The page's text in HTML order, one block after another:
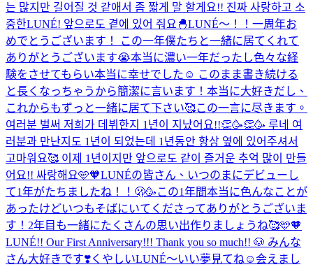
는 많지만 길어질 것 같애서 좀 짧게 말 할게요!! 진짜 사랑하고 소
중한LUNÉ! 앞으로도 곁에 있어 줘요🐣LUNÉ〜！！一周年お
めでとうございます！ この一年僕たちと一緒に居てくれて
ありがとうございます😭本当に濃い一年だったし色々な経
験をさせてもらい本当に幸せでした☺️ このまま書き続ける
と長くなっちゃうから簡潔に言います！本当に大好きだし、
これからもずっと一緒に居て下さい🥰この一言に尽きます。
여러분 벌써 저희가 데뷔한지 1년이 지났어요!!👏🥳👏🥳 루네 여
러분과 만난지도 1년이 되었는데 1년동안 항상 옆에 있어주셔서
고마워요🥰 이제 1년이지만 앞으로도 같이 즐거운 추억 많이 만들
어요!! 싸랑해요🩵🧡LUNÉの皆さん、いつのまにデビューし
て1年がたちましたね！！🫢🥳この1年間本当に色んなことが
あったけどいつもそばにいてくださってありがとうございま
す！2年目も一緒にたくさんの思い出作りましょうね🥰🩵🧡
LUNÉ!! Our First Anniversary!!! Thank you so much!! 🐶 みんな
さん大好きです❣️くやしいLUNÉ〜いい夢見てね☺️ 会えまし